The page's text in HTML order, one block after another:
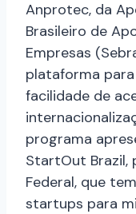
Anprotec, da
Brasileiro de
Empresas
plataforma para
facilidade de
programa
StartOut Brazil,
Federal, que
startups para